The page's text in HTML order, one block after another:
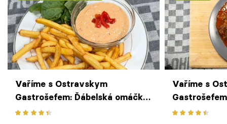
Vaříme s Ostravskym
Gastrošefem: Ďábelská omáčka
ke steaku i k hranolkám
Vaříme s
maďarský